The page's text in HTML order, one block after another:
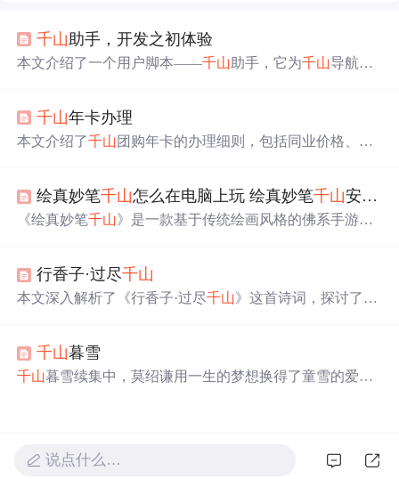
千山 助手，开发之初体验
本文介绍了一个用户脚本——千山助手，它为千山导航站
整，成功提升了用户体验。
千山年卡办理
本文介绍了千山团购年卡的办理细则，包括同业价格、提
游客、70 周岁以上老人等。
绘真妙笔千山怎么在电脑上玩 绘真妙笔千山安卓模拟器教程
《绘真妙笔千山》是一款基于传统绘画风格的佛系手游，
脑配置至少4G内存以避免卡顿。
行香子·过尽千山
本文深入解析了《行香子·过尽千山》这首诗词，探讨了其
千山暮雪
千山暮雪续集中，莫绍谦用一生的梦想换得了童雪的爱，
同编织了一段关于爱情、责任与家庭的复杂纠葛。最终，
通过一系列转折与和解，这对恋人实现了完美的大结局。
说点什么…